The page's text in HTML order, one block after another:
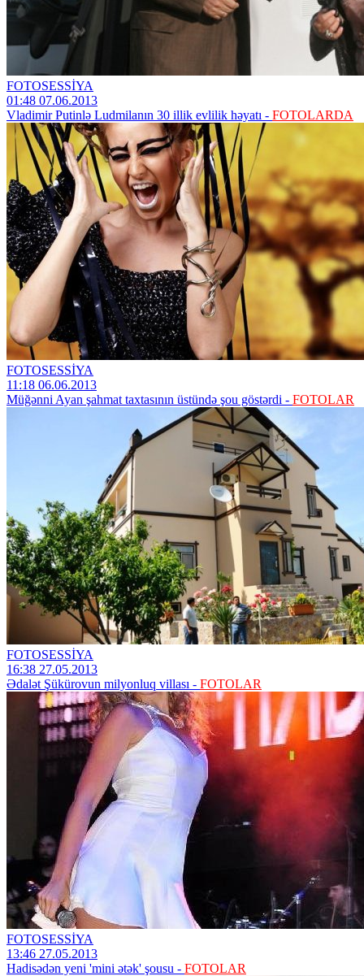
FOTOSESSİYA
01:48 07.06.2013
Vladimir Putinlə Ludmilanın 30 illik evlilik həyatı - FOTOLARDA
FOTOSESSİYA
11:18 06.06.2013
Müğənni Ayan şahmat taxtasının üstündə şou göstərdi - FOTOLAR
FOTOSESSİYA
16:38 27.05.2013
Ədalət Şükürovun milyonluq villası - FOTOLAR
FOTOSESSİYA
13:46 27.05.2013
Hadisədən yeni 'mini ətək' şousu - FOTOLAR